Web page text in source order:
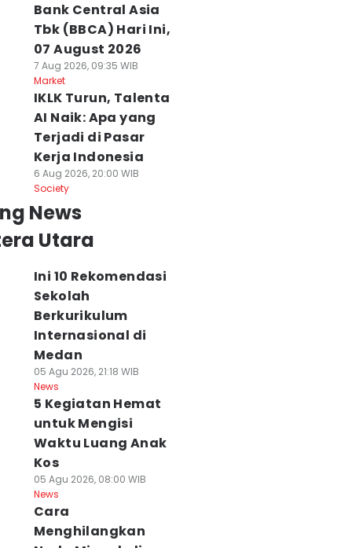
Bank Central Asia
Tbk (BBCA) Hari Ini,
07 August 2026
7 Aug 2026, 09:35 WIB
Market
IKLK Turun, Talenta
AI Naik: Apa yang
Terjadi di Pasar
Kerja Indonesia
6 Aug 2026, 20:00 WIB
Society
News
Utara
Ini 10 Rekomendasi
Sekolah
Berkurikulum
Internasional di
Medan
05 Agu 2026, 21:18 WIB
News
5 Kegiatan Hemat
untuk Mengisi
Waktu Luang Anak
Kos
05 Agu 2026, 08:00 WIB
News
Cara
Menghilangkan